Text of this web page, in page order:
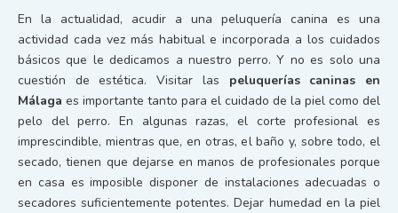
En la actualidad, acudir a una peluquería canina es una
actividad cada vez más habitual e incorporada a los cuidados
básicos que le dedicamos a nuestro perro. Y no es solo una
cuestión de estética. Visitar las peluquerías caninas en
Málaga es importante tanto para el cuidado de la piel como del
pelo del perro. En algunas razas, el corte profesional es
imprescindible, mientras que, en otras, el baño y, sobre todo, el
secado, tienen que dejarse en manos de profesionales porque
en casa es imposible disponer de instalaciones adecuadas o
secadores suficientemente potentes. Dejar humedad en la piel